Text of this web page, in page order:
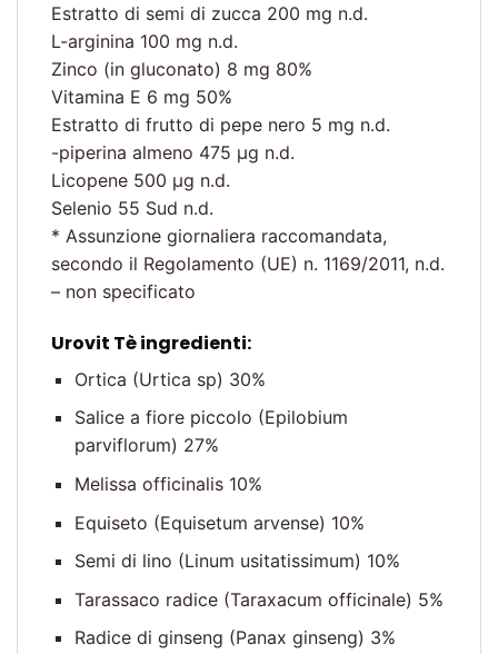
Estratto di semi di zucca 200 mg n.d.
L-arginina 100 mg n.d.
Zinco (in gluconato) 8 mg 80%
Vitamina E 6 mg 50%
Estratto di frutto di pepe nero 5 mg n.d.
-piperina almeno 475 µg n.d.
Licopene 500 µg n.d.
Selenio 55 Sud n.d.
* Assunzione giornaliera raccomandata,
secondo il Regolamento (UE) n. 1169/2011, n.d.
– non specificato
Urovit Tè ingredienti:
Ortica (Urtica sp) 30%
Salice a fiore piccolo (Epilobium
parviflorum) 27%
Melissa officinalis 10%
Equiseto (Equisetum arvense) 10%
Semi di lino (Linum usitatissimum) 10%
Tarassaco radice (Taraxacum officinale) 5%
Radice di ginseng (Panax ginseng) 3%